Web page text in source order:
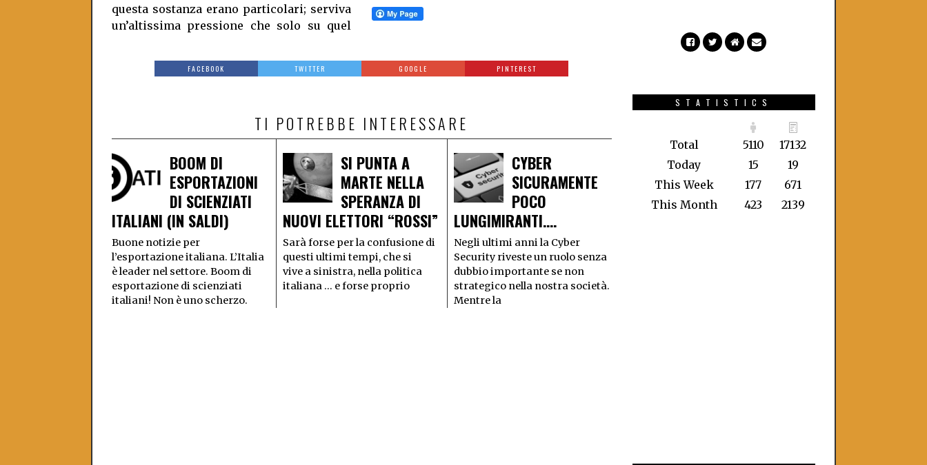
questa sostanza erano particolari; serviva
un’altissima pressione che solo su quel
FACEBOOK TWITTER GOOGLE PINTEREST
TI POTREBBE INTERESSARE
BOOM DI
ESPORTAZIONI
DI SCIENZIATI
ITALIANI (IN SALDI)
Buone notizie per
l’esportazione italiana. L’Italia
è leader nel settore. Boom di
esportazione di scienziati
italiani! Non è uno scherzo.
SI PUNTA A
MARTE NELLA
SPERANZA DI
NUOVI ELETTORI “ROSSI”
Sarà forse per la confusione di
questi ultimi tempi, che si
vive a sinistra, nella politica
italiana … e forse proprio
CYBER
SICURAMENTE
POCO
LUNGIMIRANTI….
Negli ultimi anni la Cyber
Security riveste un ruolo senza
dubbio importante se non
strategico nella nostra società.
Mentre la
STATISTICS
Total 5110
17132
Today
15
19
This Week
177
671
This Month
423 2139